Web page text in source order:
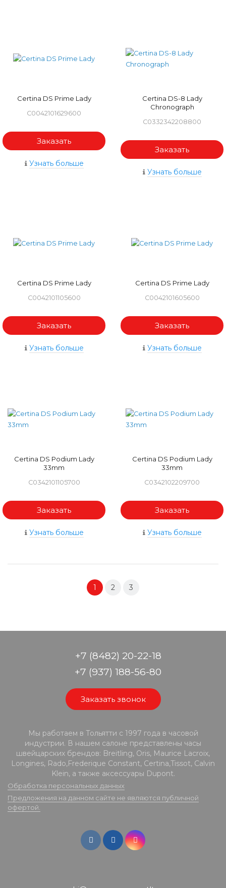
Certina DS Prime Lady
C0042101629600
Заказать
Узнать больше
Certina DS-8 Lady
Chronograph
C0332342208800
Заказать
Узнать больше
Certina DS Prime Lady
C0042101105600
Заказать
Узнать больше
Certina DS Prime Lady
C0042101605600
Заказать
Узнать больше
Certina DS Podium Lady
33mm
C0342101105700
Заказать
Узнать больше
Certina DS Podium Lady
33mm
C0342102209700
Заказать
Узнать больше
1 2 3
+7 (8482) 20-22-18
+7 (937) 188-56-80
Заказать звонок
Мы работаем в Тольятти с 1997 года в часовой
индустрии. В нашем салоне представлены часы
швейцарских брендов: Breitling, Oris, Maurice Lacroix,
Longines, Rado,Frederique Constant, Certina,Tissot, Calvin
Klein, а также аксессуары Dupont.
Обработка персональных данных
Предложения на данном сайте не являются публичной
офертой.